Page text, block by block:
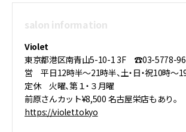
salon information
Violet
東京都港区南青山5-10-1 3F ☎03-5778-
営 平日12時半～21時半、土・日・祝10時～
定休 火曜、第１・３月曜
前原さんカット¥8,500 名古屋栄店もあり。
https://violet.tokyo